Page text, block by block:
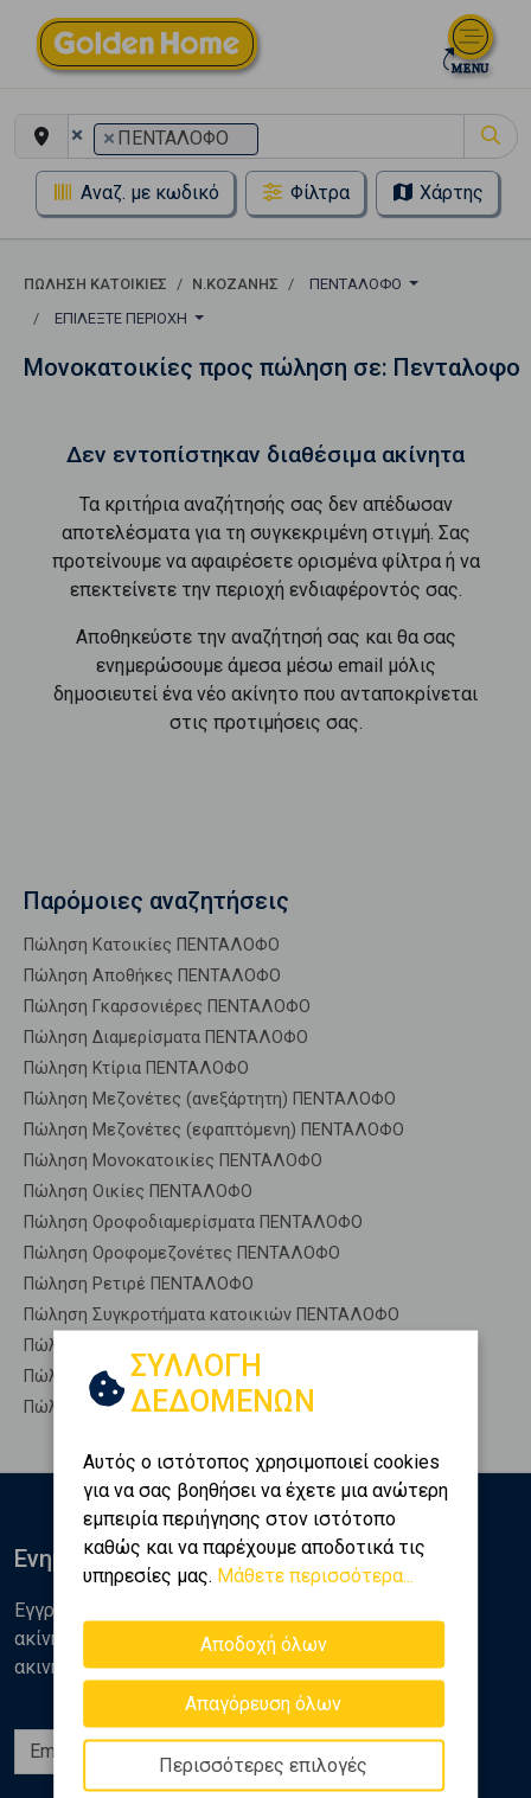
× × ΠΕΝΤΑΛΟΦΟ
Αναζ. με κωδικό Φίλτρα Χάρτης
ΠΏΛΗΣΗ ΚΑΤΟΙΚΊΕΣ Ν.ΚΟΖΑΝΗΣ
ΠΕΝΤΑΛΟΦΟ
ΕΠΙΛΈΞΤΕ ΠΕΡΙΟΧΉ
Μονοκατοικίες προς πώληση σε: Πενταλοφο
Δεν εντοπίστηκαν διαθέσιμα ακίνητα
Τα κριτήρια αναζήτησής σας δεν απέδωσαν
αποτελέσματα για τη συγκεκριμένη στιγμή. Σας
προτείνουμε να αφαιρέσετε ορισμένα φίλτρα ή να
επεκτείνετε την περιοχή ενδιαφέροντός σας.
Αποθηκεύστε την αναζήτησή σας και θα σας
ενημερώσουμε άμεσα μέσω email μόλις
δημοσιευτεί ένα νέο ακίνητο που ανταποκρίνεται
στις προτιμήσεις σας.
Παρόμοιες αναζητήσεις
Πώληση Κατοικίες ΠΕΝΤΑΛΟΦΟ
Πώληση Αποθήκες ΠΕΝΤΑΛΟΦΟ
Πώληση Γκαρσονιέρες ΠΕΝΤΑΛΟΦΟ
Πώληση Διαμερίσματα ΠΕΝΤΑΛΟΦΟ
Πώληση Κτίρια ΠΕΝΤΑΛΟΦΟ
Πώληση Μεζονέτες (ανεξάρτητη) ΠΕΝΤΑΛΟΦΟ
Πώληση Μεζονέτες (εφαπτόμενη) ΠΕΝΤΑΛΟΦΟ
Πώληση Μονοκατοικίες ΠΕΝΤΑΛΟΦΟ
Πώληση Οικίες ΠΕΝΤΑΛΟΦΟ
Πώληση Οροφοδιαμερίσματα ΠΕΝΤΑΛΟΦΟ
Πώληση Οροφομεζονέτες ΠΕΝΤΑΛΟΦΟ
Πώληση Ρετιρέ ΠΕΝΤΑΛΟΦΟ
Πώληση Συγκροτήματα κατοικιών ΠΕΝΤΑΛΟΦΟ
Πώληση Υπόγεια ΠΕΝΤΑΛΟΦΟ
Πώληση Υπόσκαφα ΠΕΝΤΑΛΟΦΟ
Πώληση Υπολ. υψουν ΠΕΝΤΑΛΟΦΟ
ΣΥΛΛΟΓΗ
ΔΕΔΟΜΕΝΩΝ
Αυτός ο ιστότοπος χρησιμοποιεί cookies
για να σας βοηθήσει να έχετε μια ανώτερη
εμπειρία περιήγησης στον ιστότοπο
καθώς και να παρέχουμε αποδοτικά τις
υπηρεσίες μας. Μάθετε περισσότερα...
Αποδοχή όλων
Απαγόρευση όλων
Περισσότερες επιλογές
Ενημερωθείτε
Εγγραφείτε στο newsletter της Golden Home για νέα
ακίνητα, αναλύσεις και διάφορα θέματα της αγοράς
ακινήτων